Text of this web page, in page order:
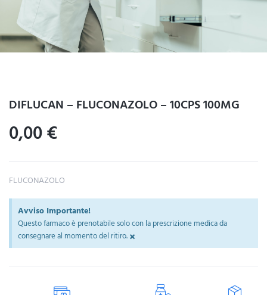
DIFLUCAN – FLUCONAZOLO – 10CPS 100MG
0,00€
FLUCONAZOLO
Avviso Importante!
Questo farmaco è prenotabile solo con la prescrizione medica da
consegnare al momento del ritiro.×